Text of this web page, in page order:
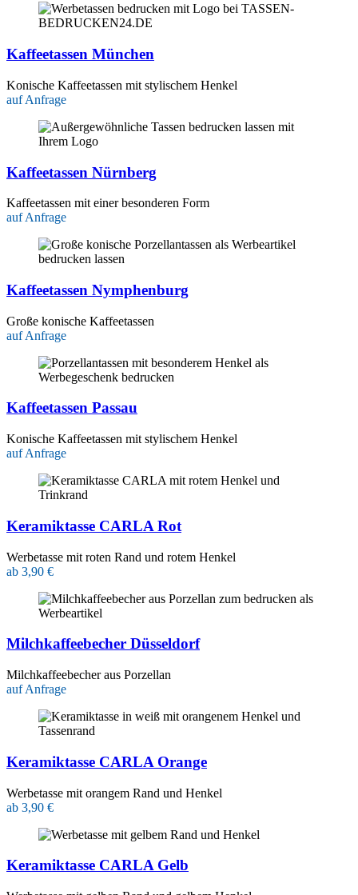
Kaffeetassen München
Konische Kaffeetassen mit stylischem Henkel
auf Anfrage
Kaffeetassen Nürnberg
Kaffeetassen mit einer besonderen Form
auf Anfrage
Kaffeetassen Nymphenburg
Große konische Kaffeetassen
auf Anfrage
Kaffeetassen Passau
Konische Kaffeetassen mit stylischem Henkel
auf Anfrage
Keramiktasse CARLA Rot
Werbetasse mit roten Rand und rotem Henkel
ab 3,90 €
Milchkaffeebecher Düsseldorf
Milchkaffeebecher aus Porzellan
auf Anfrage
Keramiktasse CARLA Orange
Werbetasse mit orangem Rand und Henkel
ab 3,90 €
Keramiktasse CARLA Gelb